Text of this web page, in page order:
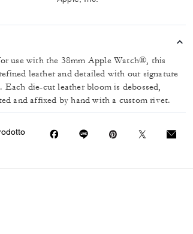
use with the 38mm Apple Watch®, this
leather and detailed with our signature
Each die-cut leather bloom is debossed,
and affixed by hand with a custom rivet.